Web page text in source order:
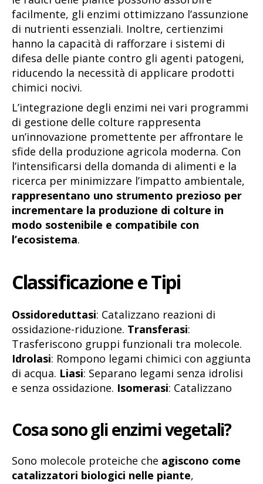
facilmente, gli enzimi ottimizzano l’assunzione
di nutrienti essenziali. Inoltre, certienzimi
hanno la capacità di rafforzare i sistemi di
difesa delle piante contro gli agenti patogeni,
riducendo la necessità di applicare prodotti
chimici nocivi.
L’integrazione degli enzimi nei vari programmi
di gestione delle colture rappresenta
un’innovazione promettente per affrontare le
sfide della produzione agricola moderna. Con
l’intensificarsi della domanda di alimenti e la
ricerca per minimizzare l’impatto ambientale,
rappresentano uno strumento prezioso per
incrementare la produzione di colture in
modo sostenibile e compatibile con
l’ecosistema.
Classificazione e Tipi
Ossidoreduttasi: Catalizzano reazioni di
ossidazione-riduzione. Transferasi:
Trasferiscono gruppi funzionali tra molecole.
Idrolasi: Rompono legami chimici con aggiunta
di acqua. Liasi: Separano legami senza idrolisi
e senza ossidazione. Isomerasi: Catalizzano
Cosa sono gli enzimi vegetali?
Sono molecole proteiche che agiscono come
catalizzatori biologici nelle piante,